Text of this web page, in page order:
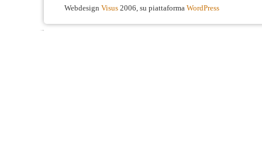
Webdesign Visus 2006, su piattaforma WordPress